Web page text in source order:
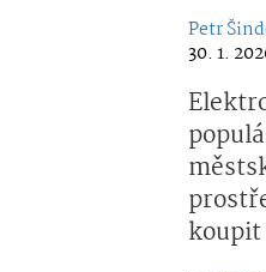
Petr
30. 1.
koupit